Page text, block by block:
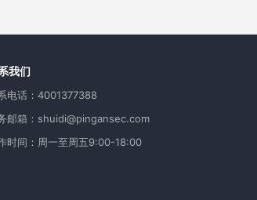
我们
电话：4001377388
邮箱：shuidi@pingansec.com
时间：周一至周五9:00-18:00